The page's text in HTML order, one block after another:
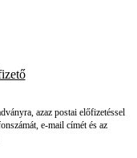
azaz postai előfizetéssel
e-mail címét és az